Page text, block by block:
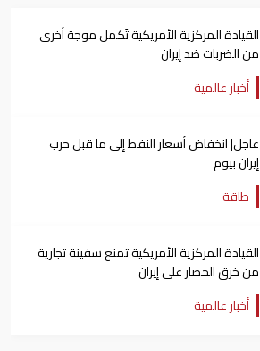
القيادة المركزية الأمريكية تُكمل موجة أخرى
من الضربات ضد إيران
أخبار عالمية
عاجل| انخفاض أسعار النفط إلى ما قبل حرب
إيران بيوم
طاقة
القيادة المركزية الأمريكية تمنع سفينة تجارية
من خرق الحصار على إيران
أخبار عالمية